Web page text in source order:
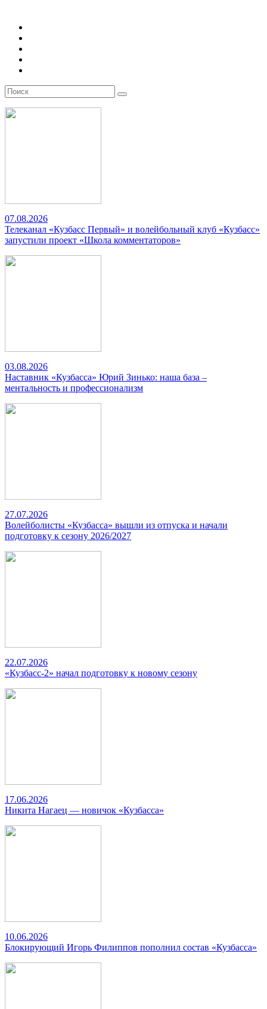
07.08.2026
Телеканал «Кузбасс Первый» и волейбольный клуб «Кузбасс»
запустили проект «Школа комментаторов»
03.08.2026
Наставник «Кузбасса» Юрий Зинько: наша база –
ментальность и профессионализм
27.07.2026
Волейболисты «Кузбасса» вышли из отпуска и начали
подготовку к сезону 2026/2027
22.07.2026
«Кузбасс-2» начал подготовку к новому сезону
17.06.2026
Никита Нагаец — новичок «Кузбасса»
10.06.2026
Блокирующий Игорь Филиппов пополнил состав «Кузбасса»